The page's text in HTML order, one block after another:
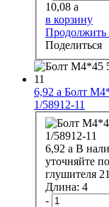
10,08 a
в корзину
Продолжить
Поделиться
6,92 a Болт
1/58912-11
6,92 a В
уточняйте
Длина: 4
-